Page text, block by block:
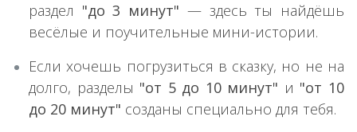
раздел "до 3 минут" — здесь ты найдёшь
весёлые и поучительные мини-истории.
Если хочешь погрузиться в сказку, но не на
долго, разделы "от 5 до 10 минут" и "от 10
до 20 минут" созданы специально для тебя.